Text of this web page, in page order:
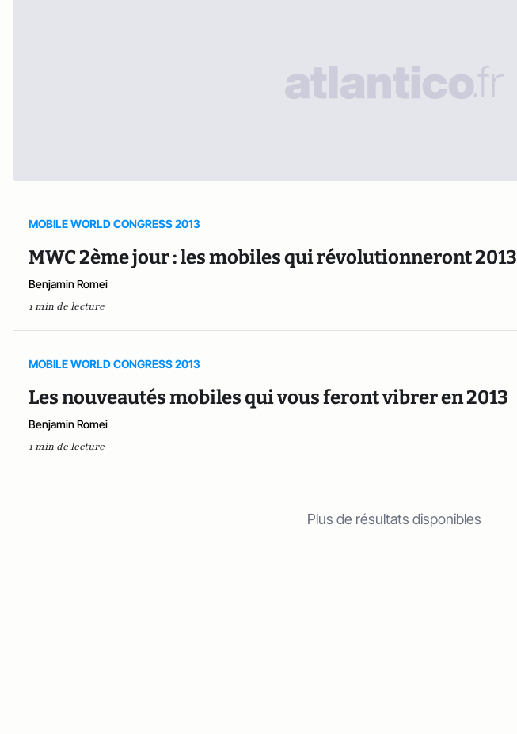
MOBILE WORLD CONGRESS 2013
MWC 2ème jour : les mobiles qui révolutionneront 2013
Benjamin Romei
1 min de lecture
MOBILE WORLD CONGRESS 2013
Les nouveautés mobiles qui vous feront vibrer en 2013
Benjamin Romei
1 min de lecture
Plus de résultats disponibles